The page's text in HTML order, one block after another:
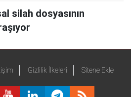
silah dosyasının
Gizlilik İlkeleri Sitene Ekle